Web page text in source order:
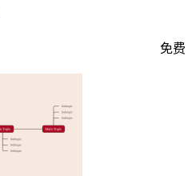
免费